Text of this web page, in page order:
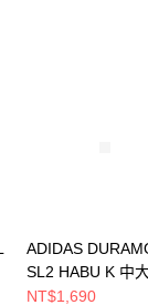
ADIDAS
SL2 HABU K 中
跑步鞋 KI4120
NT$1,690